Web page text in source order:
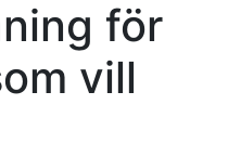
för
vill